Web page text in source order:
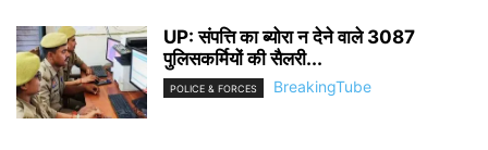
UP: संपत्ति का ब्योरा न देने वाले 3087
पुलिसकर्मियों की सैलरी...
POLICE & FORCES BreakingTube